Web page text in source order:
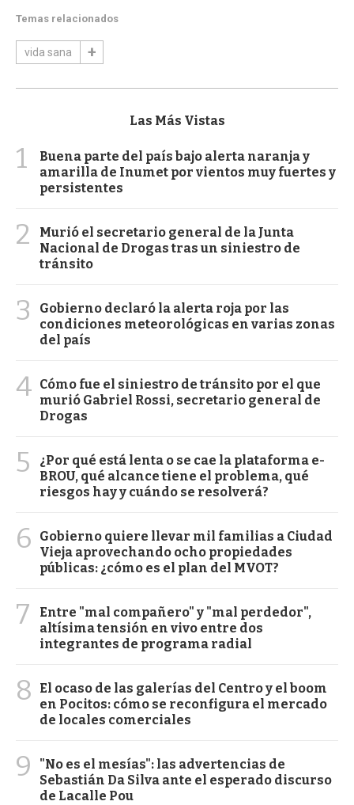
Temas relacionados
vida sana
Las Más Vistas
1
Buena parte del país bajo alerta naranja y
amarilla de Inumet por vientos muy fuertes y
persistentes
2
Murió el secretario general de la Junta
Nacional de Drogas tras un siniestro de
tránsito
3
Gobierno declaró la alerta roja por las
condiciones meteorológicas en varias zonas
del país
4 Cómo fue el siniestro de tránsito por el que
murió Gabriel Rossi, secretario general de
Drogas
5
¿Por qué está lenta o se cae la plataforma e-
BROU, qué alcance tiene el problema, qué
riesgos hay y cuándo se resolverá?
6
Gobierno quiere llevar mil familias a Ciudad
Vieja aprovechando ocho propiedades
públicas: ¿cómo es el plan del MVOT?
7
Entre "mal compañero" y "mal perdedor",
altísima tensión en vivo entre dos
integrantes de programa radial
8
El ocaso de las galerías del Centro y el boom
en Pocitos: cómo se reconfigura el mercado
de locales comerciales
9
"No es el mesías": las advertencias de
Sebastián Da Silva ante el esperado discurso
de Lacalle Pou